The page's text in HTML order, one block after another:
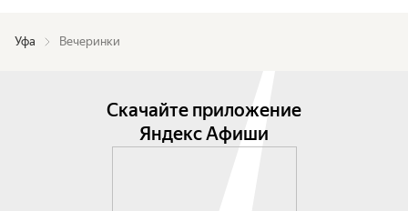
Уфа Вечеринки
Скачайте приложение
Яндекс Афиши